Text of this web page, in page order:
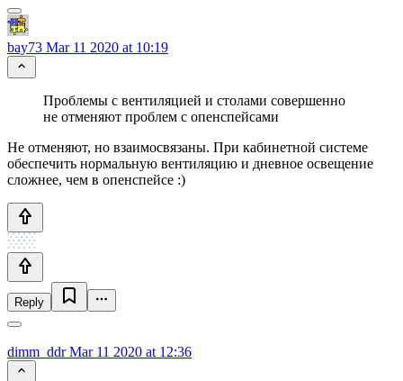
bay73 Mar 11 2020 at 10:19
Проблемы с вентиляцией и столами совершенно
не отменяют проблем с опенспейсами
Не отменяют, но взаимосвязаны. При кабинетной системе
обеспечить нормальную вентиляцию и дневное освещение
сложнее, чем в опенспейсе :)
Reply
dimm_ddrMar 11 2020 at 12:36